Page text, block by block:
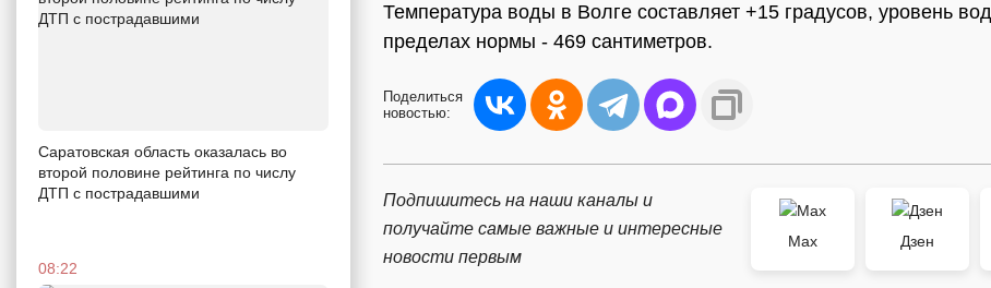
Саратовская область оказалась во
второй половине рейтинга по числу
ДТП с пострадавшими
08:22
Температура воды в Волге составляет +15 градусов, уровень
пределах нормы - 469 сантиметров.
Поделиться
новостью:
Подпишитесь на наши каналы и
получайте самые важные и интересные
новости первым
Max Дзен